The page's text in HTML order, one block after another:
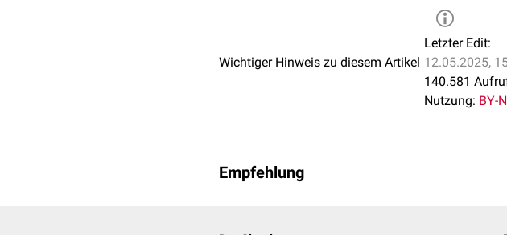
Wichtiger Hinweis zu diesem Artikel
Letzter Edit:
12.05.2025,
140.581
Nutzung: BY-
Empfehlung